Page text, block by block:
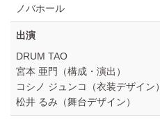
ノバホール
出演
DRUM TAO
宮本 亜門（構成・演出）
コシノ ジュンコ（衣装デザイン）
松井 るみ（舞台デザイン）